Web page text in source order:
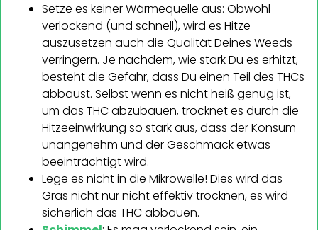
Setze es keiner Wärmequelle aus: Obwohl
verlockend (und schnell), wird es Hitze
auszusetzen auch die Qualität Deines Weeds
verringern. Je nachdem, wie stark Du es erhitzt,
besteht die Gefahr, dass Du einen Teil des THCs
abbaust. Selbst wenn es nicht heiß genug ist,
um das THC abzubauen, trocknet es durch die
Hitzeeinwirkung so stark aus, dass der Konsum
unangenehm und der Geschmack etwas
beeinträchtigt wird.
Lege es nicht in die Mikrowelle! Dies wird das
Gras nicht nur nicht effektiv trocknen, es wird
sicherlich das THC abbauen.